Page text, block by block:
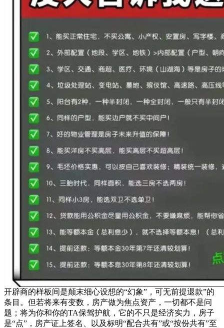
开辟商的样板间是颠末细心设想的“幻象”，可无前提退款”的
条目。但若将来有变数，房产做为焦点资产，一切都不是问
题；将为你和你的TA保驾护航，它的不只是经济实力，房子
是“点”，房产证上签名、以及标明“配合共有”或“按份共有”至